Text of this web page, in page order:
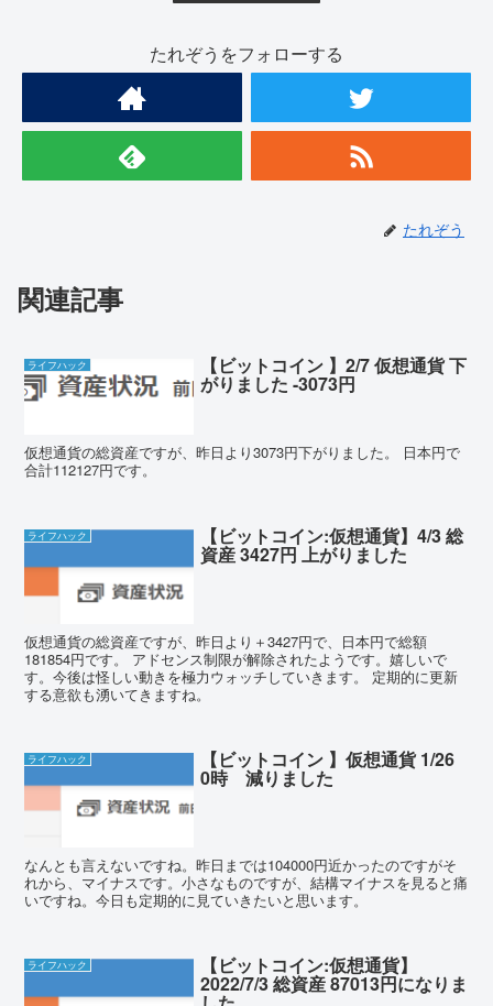
たれぞうをフォローする
たれぞう
関連記事
ライフハック 【ビットコイン 】2/7 仮想通貨 下
がりました -3073円
仮想通貨の総資産ですが、昨日より3073円下がりました。 日本円で
合計112127円です。
ライフハック 【ビットコイン:仮想通貨】4/3 総
資産 3427円 上がりました
仮想通貨の総資産ですが、昨日より＋3427円で、日本円で総額
181854円です。 アドセンス制限が解除されたようです。嬉しいで
す。今後は怪しい動きを極力ウォッチしていきます。 定期的に更新
する意欲も湧いてきますね。
ライフハック 【ビットコイン 】仮想通貨 1/26
0時 減りました
なんとも言えないですね。昨日までは104000円近かったのですがそ
れから、マイナスです。小さなものですが、結構マイナスを見ると痛
いですね。今日も定期的に見ていきたいと思います。
ライフハック 【ビットコイン:仮想通貨】
2022/7/3 総資産 87013円になりま